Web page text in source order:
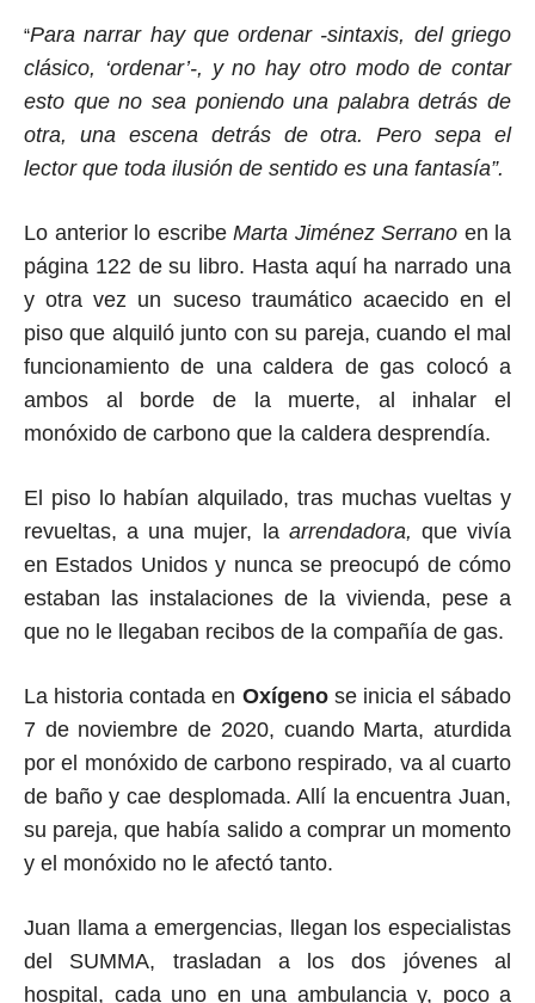
“Para narrar hay que ordenar -sintaxis, del griego
clásico, ‘ordenar’-, y no hay otro modo de contar
esto que no sea poniendo una palabra detrás de
otra, una escena detrás de otra. Pero sepa el
lector que toda ilusión de sentido es una fantasía”.
Lo anterior lo escribe Marta Jiménez Serrano en la
página 122 de su libro. Hasta aquí ha narrado una
y otra vez un suceso traumático acaecido en el
piso que alquiló junto con su pareja, cuando el mal
funcionamiento de una caldera de gas colocó a
ambos al borde de la muerte, al inhalar el
monóxido de carbono que la caldera desprendía.
El piso lo habían alquilado, tras muchas vueltas y
revueltas, a una mujer, la arrendadora, que vivía
en Estados Unidos y nunca se preocupó de cómo
estaban las instalaciones de la vivienda, pese a
que no le llegaban recibos de la compañía de gas.
La historia contada en Oxígeno se inicia el sábado
7 de noviembre de 2020, cuando Marta, aturdida
por el monóxido de carbono respirado, va al cuarto
de baño y cae desplomada. Allí la encuentra Juan,
su pareja, que había salido a comprar un momento
y el monóxido no le afectó tanto.
Juan llama a emergencias, llegan los especialistas
del SUMMA, trasladan a los dos jóvenes al
hospital, cada uno en una ambulancia y, poco a